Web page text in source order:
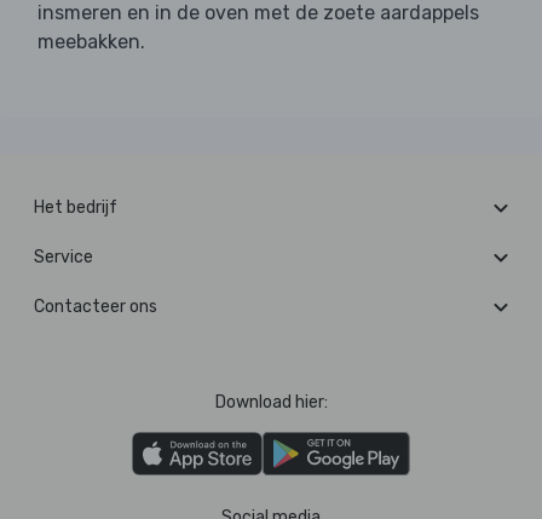
insmeren en in de oven met de zoete aardappels
meebakken.
Het bedrijf
Service
Contacteer ons
Download hier: